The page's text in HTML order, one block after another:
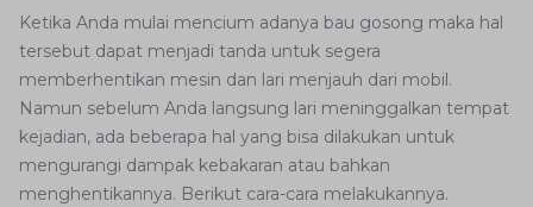
Ketika Anda mulai mencium adanya bau gosong maka hal
tersebut dapat menjadi tanda untuk segera
memberhentikan mesin dan lari menjauh dari mobil.
Namun sebelum Anda langsung lari meninggalkan tempat
kejadian, ada beberapa hal yang bisa dilakukan untuk
mengurangi dampak kebakaran atau bahkan
menghentikannya. Berikut cara-cara melakukannya.